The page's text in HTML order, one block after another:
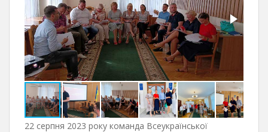
22 серпня 2023 року команда Всеукраїнської